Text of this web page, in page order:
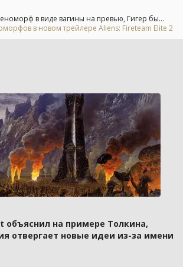
в виде вагины на превью, Гигер бы...
в новом трейлере Aliens: Fireteam Elite 2
объяснил на примере Толкина,
отвергает новые идеи из-за имени